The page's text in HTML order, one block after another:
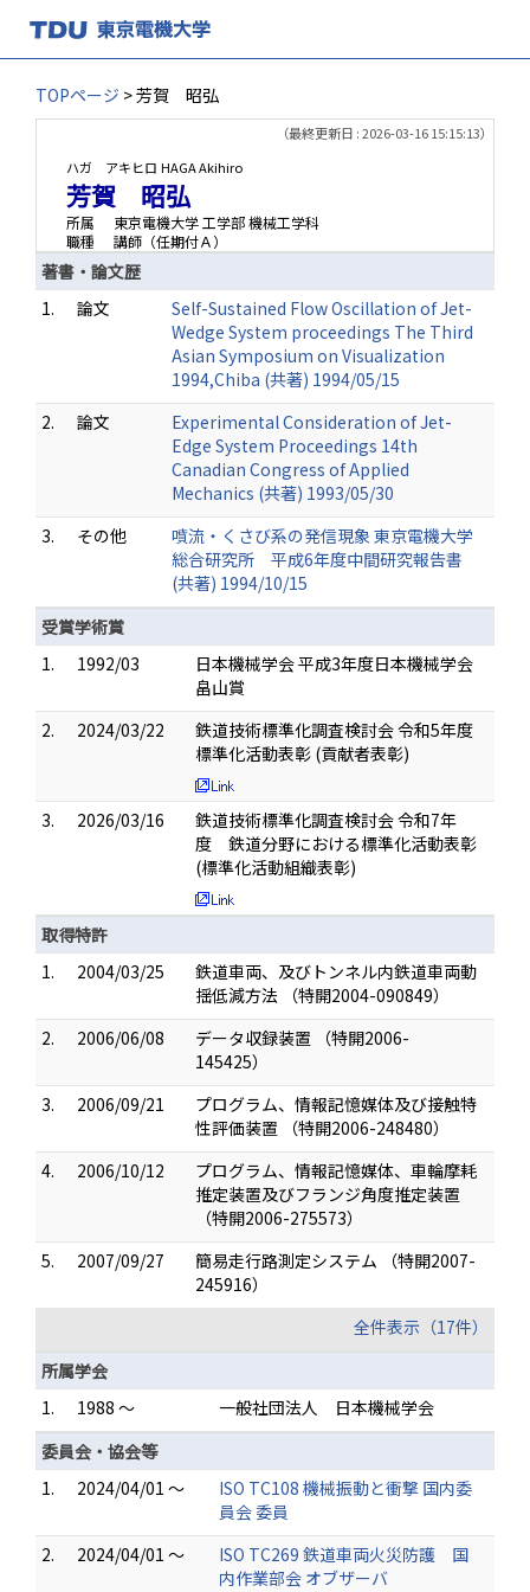
TOPページ > 芳賀 昭弘
（最終更新日 : 2026-03-16 15:15:13）
ハガ アキヒロ HAGA Akihiro
芳賀 昭弘
所属
東京電機大学 工学部 機械工学科
職種
講師（任期付Ａ）
著書・論文歴
1.
論文
Self-Sustained Flow Oscillation of Jet-
Wedge System proceedings The Third
Asian Symposium on Visualization
1994,Chiba (共著) 1994/05/15
2.
論文
Experimental Consideration of Jet-
Edge System Proceedings 14th
Canadian Congress of Applied
Mechanics (共著) 1993/05/30
3.
その他
噴流・くさび系の発信現象 東京電機大学
総合研究所 平成6年度中間研究報告書
(共著) 1994/10/15
受賞学術賞
1.
1992/03
日本機械学会 平成3年度日本機械学会
畠山賞
2.
2024/03/22
鉄道技術標準化調査検討会 令和5年度
標準化活動表彰 (貢献者表彰)
3. 2026/03/16
鉄道技術標準化調査検討会 令和7年
度 鉄道分野における標準化活動表彰
(標準化活動組織表彰)
取得特許
1.
2004/03/25
鉄道車両、及びトンネル内鉄道車両動
揺低減方法 （特開2004-090849）
2.
2006/06/08
データ収録装置 （特開2006-
145425）
3.
2006/09/21
プログラム、情報記憶媒体及び接触特
性評価装置 （特開2006-248480）
4.
2006/10/12
プログラム、情報記憶媒体、車輪摩耗
推定装置及びフランジ角度推定装置
（特開2006-275573）
5.
2007/09/27
簡易走行路測定システム （特開2007-
245916）
全件表示（17件）
所属学会
1.
1988 ～
一般社団法人 日本機械学会
委員会・協会等
1.
2024/04/01 ～
ISO TC108 機械振動と衝撃 国内委
員会 委員
2.
2024/04/01 ～
ISO TC269 鉄道車両火災防護 国
内作業部会 オブザーバ